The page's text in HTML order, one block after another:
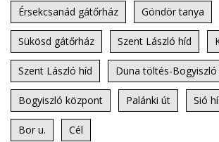
Érsekcsanád gátőrház Göndör tanya
Sükösd gátőrház Szent László híd
Szent László híd Duna töltés-Bogyiszló
Bogyiszló központ Palánki út Sió
Bor u. Cél